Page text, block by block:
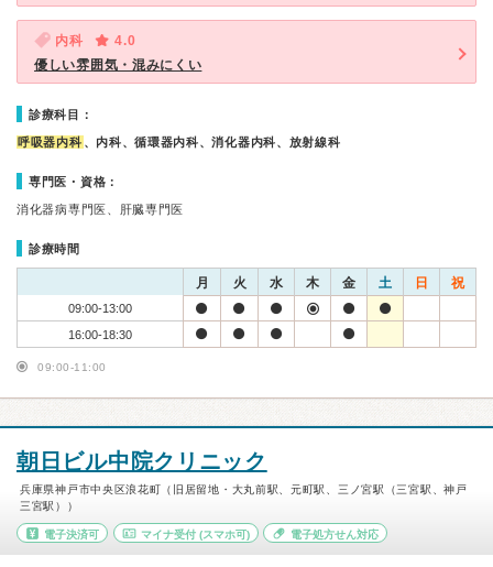
内科
4.0
優しい雰囲気・混みにくい
診療科目：
呼吸器内科 、内科、循環器内科、消化器内科、放射線科
専門医・資格：
消化器病専門医、肝臓専門医
診療時間
月 火 水 木 金 土 日 祝
09:00-13:00
16:00-18:30
09:00-11:00
朝日ビル中院クリニック
兵庫県神戸市中央区浪花町（旧居留地・大丸前駅、元町駅、三ノ宮駅（三宮駅、神戸
三宮駅））
電子決済可 マイナ受付(スマホ可) 電子処方せん対応